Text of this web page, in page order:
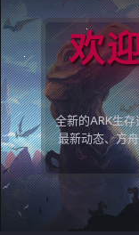
欢
全新的ARK生
最新动态、方